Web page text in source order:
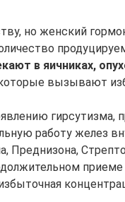
но женский
в яичниках,
вызывают
гирсутизма,
работу желез
Преднизона,